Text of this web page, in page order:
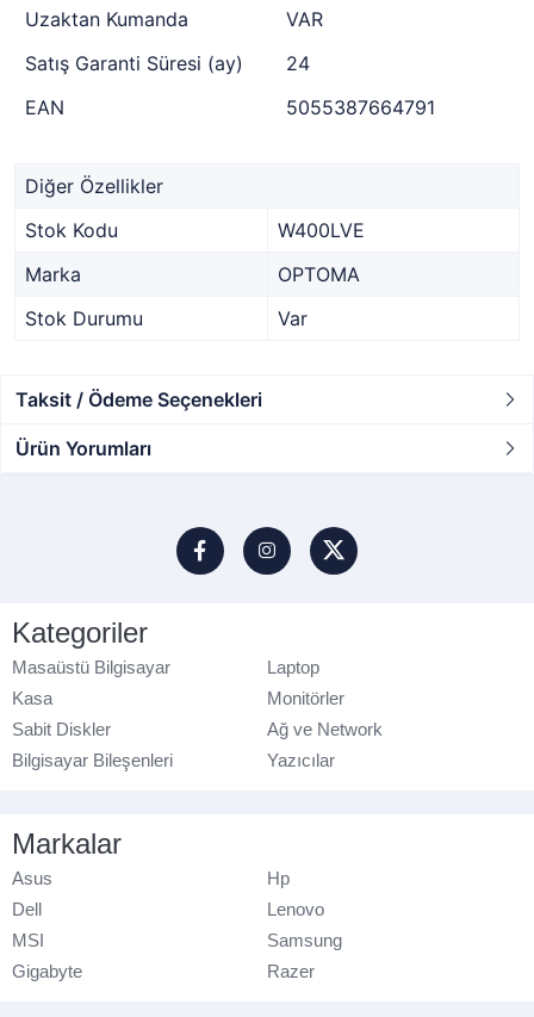
Uzaktan Kumanda
VAR
Satış Garanti Süresi (ay)
24
EAN
5055387664791
Diğer Özellikler
Stok Kodu
W400LVE
Marka
OPTOMA
Stok Durumu
Var
Taksit / Ödeme Seçenekleri
Ürün Yorumları
Kategoriler
Masaüstü Bilgisayar
Laptop
Kasa
Monitörler
Sabit Diskler
Ağ ve Network
Bilgisayar Bileşenleri
Yazıcılar
Markalar
Asus
Hp
Dell
Lenovo
MSI
Samsung
Gigabyte
Razer